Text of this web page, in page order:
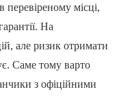
місці,
На
але ризик отримати
Саме тому варто
з офіційними